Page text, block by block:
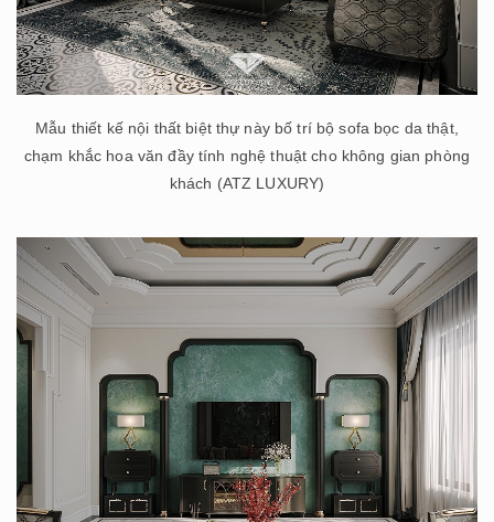
Mẫu thiết kế nội thất biệt thự này bố trí bộ sofa bọc da thật,
chạm khắc hoa văn đầy tính nghệ thuật cho không gian phòng
khách (ATZ LUXURY)